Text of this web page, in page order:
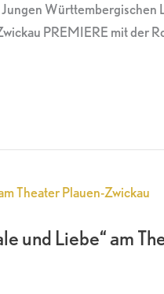
PREMIERE mit der
und Liebe“ am